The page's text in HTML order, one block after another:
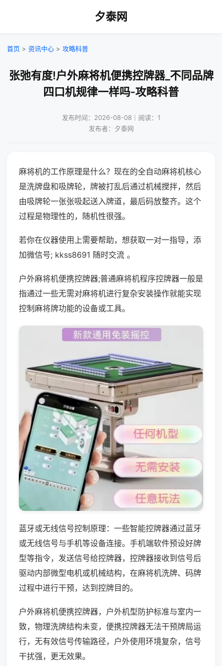
夕泰网
首页 > 资讯中心 > 攻略科普
张弛有度!户外麻将机便携控牌器_不同品牌
四口机规律一样吗-攻略科普
发布时间：2026-08-08｜阅读：1
发布者：夕泰网
麻将机的工作原理是什么？现在的全自动麻将机核心
是洗牌盘和吸牌轮，牌被打乱后通过机械搅拌，然后
由吸牌轮一张张吸起送入牌道，最后码放整齐。这个
过程是物理性的，随机性很强。
若你在仪器使用上需要帮助，想获取一对一指导，添
加微信号; kkss8691 随时交流 。
户外麻将机便携控牌器;普通麻将机程序控牌器一般是
指通过一些无需对麻将机进行复杂安装操作就能实现
控制麻将牌功能的设备或工具。
蓝牙或无线信号控制原理：一些智能控牌器通过蓝牙
或无线信号与手机等设备连接。手机端软件预设好牌
型等指令，发送信号给控牌器，控牌器接收到信号后
驱动内部微型电机或机械结构，在麻将机洗牌、码牌
过程中进行干预，达到控牌目的。
户外麻将机便携控牌器，户外机型防护标准与室内一
致，物理洗牌结构未变，便携控牌器无法干预牌局运
行，无有效信号传输路径，户外使用环境复杂，信号
干扰强，更无效果。